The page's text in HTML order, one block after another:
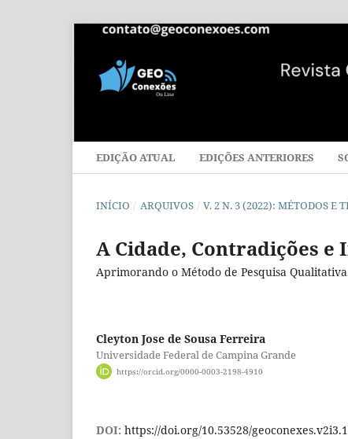
EDIÇÃO ATUAL EDIÇÕES ANTERIORES
INÍCIO / ARQUIVOS / V. 2 N. 3 (2022): MÉTODOS E
A Cidade, Contradições e
Aprimorando o Método de Pesquisa
Cleyton Jose de Sousa Ferreira
Universidade Federal de Campina Grande
https://orcid.org/0000-0003-2198-4910
DOI: https://doi.org/10.53528/